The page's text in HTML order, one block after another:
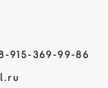
369-99-86